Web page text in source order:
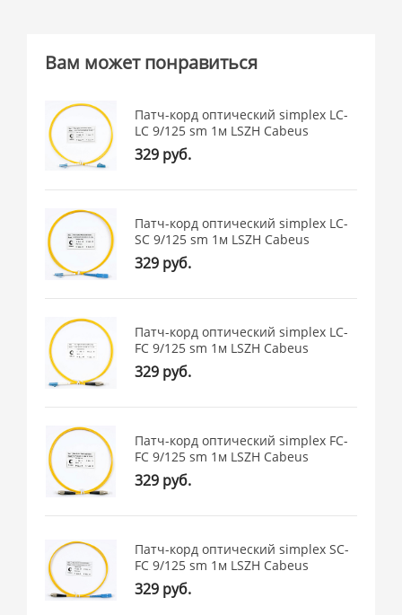
Вам может понравиться
Патч-корд оптический simplex LC-
LC 9/125 sm 1м LSZH Cabeus
329 руб.
Патч-корд оптический simplex LC-
SC 9/125 sm 1м LSZH Cabeus
329 руб.
Патч-корд оптический simplex LC-
FC 9/125 sm 1м LSZH Cabeus
329 руб.
Патч-корд оптический simplex FC-
FC 9/125 sm 1м LSZH Cabeus
329 руб.
Патч-корд оптический simplex SC-
FC 9/125 sm 1м LSZH Cabeus
329 руб.